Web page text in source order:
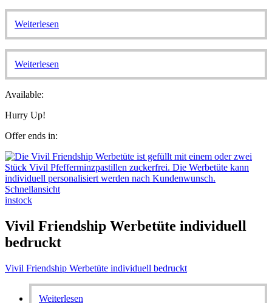
Weiterlesen
Weiterlesen
Available:
Hurry Up!
Offer ends in:
Schnellansicht
instock
Vivil Friendship Werbetüte individuell
bedruckt
Vivil Friendship Werbetüte individuell bedruckt
Weiterlesen